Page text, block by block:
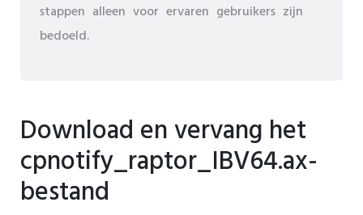
stappen alleen voor ervaren gebruikers zijn
bedoeld.
Download en vervang het
cpnotify_raptor_IBV64.ax-
bestand